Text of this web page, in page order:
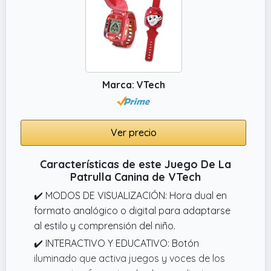
jugar al juego de memoria es muy sencillo:
pon las 72 cartas que contiene el maletín
boca abajo. El jugador más joven empieza
dando la vuelta a 2 cartas de las figuras
Patrulla Canina.
Marca: VTech
Ver precio
Características de este Juego De La
Patrulla Canina de VTech
✔️ MODOS DE VISUALIZACIÓN: Hora dual en
formato analógico o digital para adaptarse
al estilo y comprensión del niño.
✔️ INTERACTIVO Y EDUCATIVO: Botón
iluminado que activa juegos y voces de los